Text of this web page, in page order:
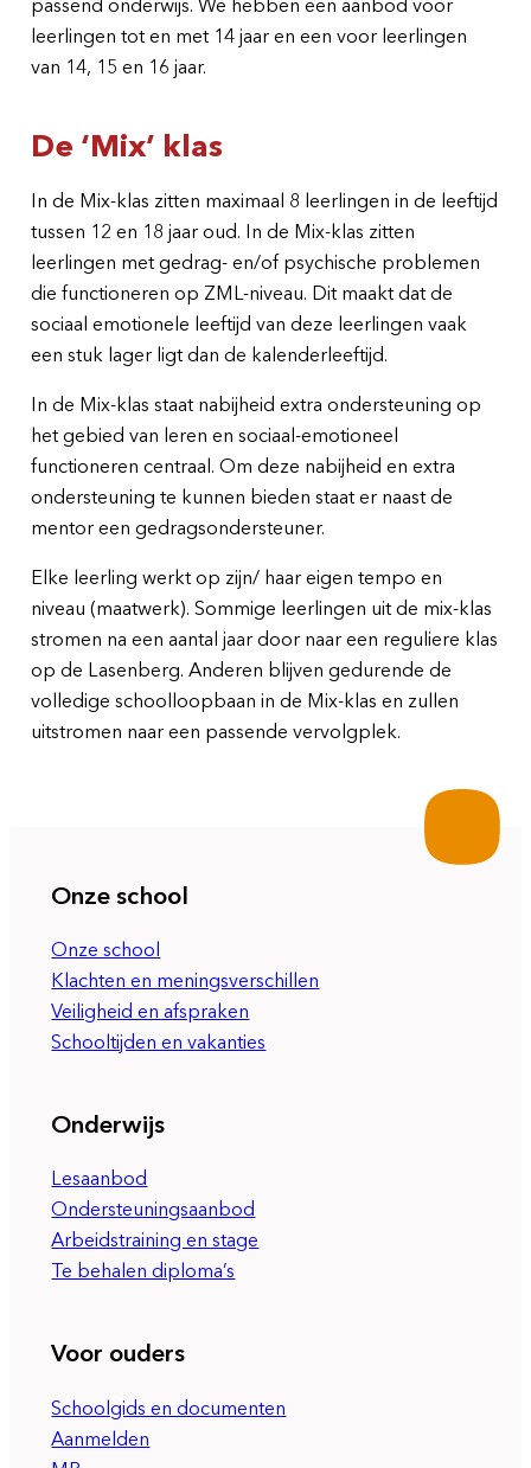
leerlingen tot en met 14 jaar en een voor leerlingen
van 14, 15 en 16 jaar.
De ‘Mix’ klas
In de Mix-klas zitten maximaal 8 leerlingen in de leeftijd
tussen 12 en 18 jaar oud. In de Mix-klas zitten
leerlingen met gedrag- en/of psychische problemen
die functioneren op ZML-niveau. Dit maakt dat de
sociaal emotionele leeftijd van deze leerlingen vaak
een stuk lager ligt dan de kalenderleeftijd.
In de Mix-klas staat nabijheid extra ondersteuning op
het gebied van leren en sociaal-emotioneel
functioneren centraal. Om deze nabijheid en extra
ondersteuning te kunnen bieden staat er naast de
mentor een gedragsondersteuner.
Elke leerling werkt op zijn/ haar eigen tempo en
niveau (maatwerk). Sommige leerlingen uit de mix-klas
stromen na een aantal jaar door naar een reguliere klas
op de Lasenberg. Anderen blijven gedurende de
volledige schoolloopbaan in de Mix-klas en zullen
uitstromen naar een passende vervolgplek.
Onze school
Onze school
Klachten en meningsverschillen
Veiligheid en afspraken
Schooltijden en vakanties
Onderwijs
Lesaanbod
Ondersteuningsaanbod
Arbeidstraining en stage
Te behalen diploma’s
Voor ouders
Schoolgids en documenten
Aanmelden